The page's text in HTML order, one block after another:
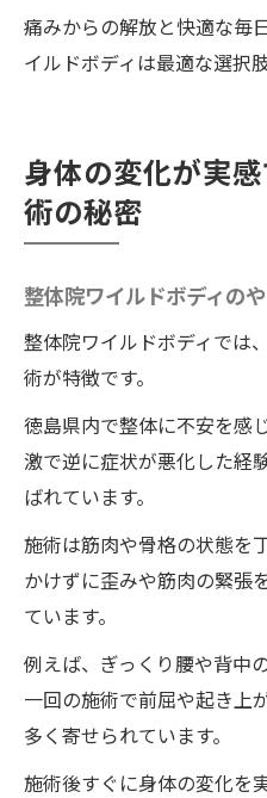
痛みからの解放と快適な毎
イルドボディは最適な選択肢
身体の変化が実
術の秘密
整体院ワイルドボディの
整体院ワイルドボディでは
術が特徴です。
徳島県内で整体に不安を感
激で逆に症状が悪化した経
ばれています。
施術は筋肉や骨格の状態を
かけずに歪みや筋肉の緊張
ています。
例えば、ぎっくり腰や背中
一回の施術で前屈や起き上
多く寄せられています。
施術後すぐに身体の変化を